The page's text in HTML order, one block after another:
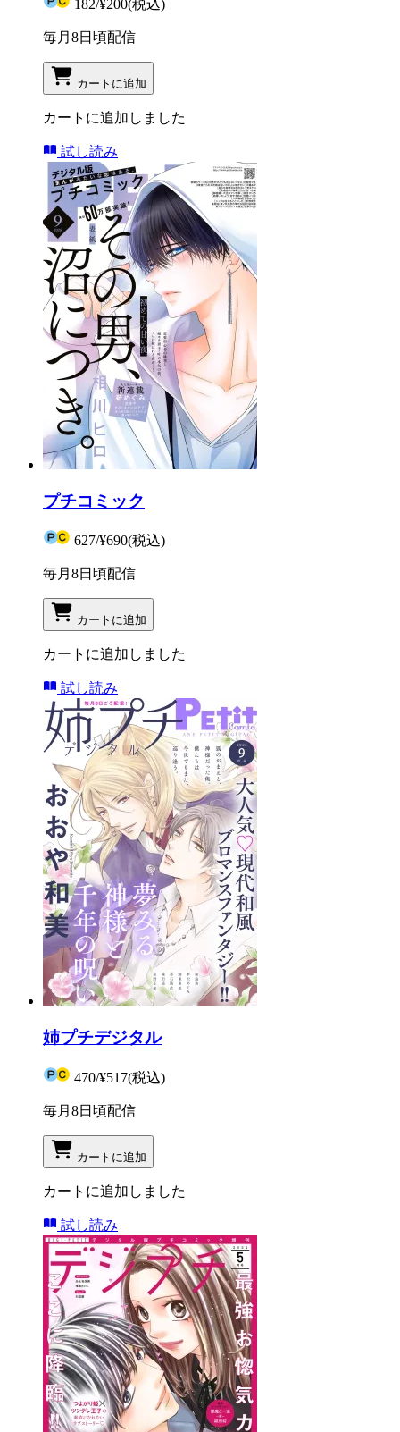
182/¥200(税込)
毎月8日頃配信
カートに追加
カートに追加しました
試し読み
プチコミック
627/¥690(税込)
毎月8日頃配信
カートに追加
カートに追加しました
試し読み
姉プチデジタル
470/¥517(税込)
毎月8日頃配信
カートに追加
カートに追加しました
試し読み